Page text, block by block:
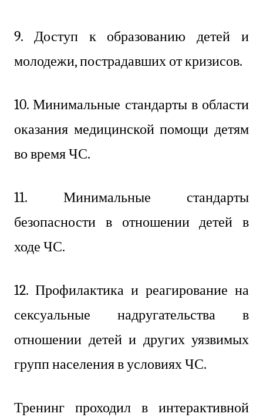
9. Доступ к образованию детей и
молодежи, пострадавших от кризисов.
10. Минимальные стандарты в области
оказания медицинской помощи детям
во время ЧС.
11. Минимальные стандарты
безопасности в отношении детей в
ходе ЧС.
12. Профилактика и реагирование на
сексуальные надругательства в
отношении детей и других уязвимых
групп населения в условиях ЧС.
Тренинг проходил в интерактивной